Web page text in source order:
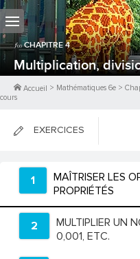
CHAPITRE 4
Multiplication,
Accueil > Mathématiques 6e >
cours
EXERCICES
FICHES DE COURS
0
1
MAÎTRISER LES
PROPRIÉTÉS
2
MULTIPLIER UN
0,001, ETC.